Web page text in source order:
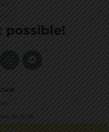
possible!
Jardí
de 2018